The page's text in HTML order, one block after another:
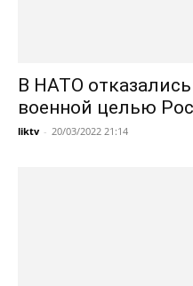
В НАТО
военной целью
liktv - 20/03/2022 21:14